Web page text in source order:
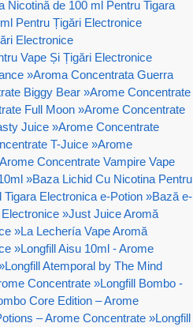
Nicotină de 100 ml Pentru Tigara
Pentru Țigări Electronice
Electronice
Vape Și Țigări Electronice
»Aroma Concentrata Guerra
Biggy Bear »Arome Concentrate
Full Moon »Arome Concentrate
Juice »Arome Concentrate
T-Juice »Arome
Arome Concentrate Vampire Vape
»Baza Lichid Cu Nicotina Pentru
Tigara Electronica e-Potion »Bază e-
»Just Juice Aromă
»La Lechería Vape Aromă
»Longfill Aisu 10ml - Arome
Longfill Atemporal by The Mind
Concentrate »Longfill Bombo -
Core Edition – Arome
– Arome Concentrate »Longfill